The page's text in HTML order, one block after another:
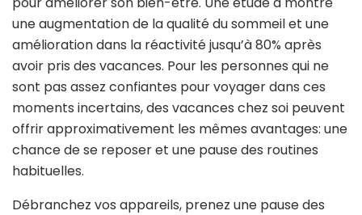
une augmentation de la qualité du sommeil et une
amélioration dans la réactivité jusqu’à 80% après
avoir pris des vacances. Pour les personnes qui ne
sont pas assez confiantes pour voyager dans ces
moments incertains, des vacances chez soi peuvent
offrir approximativement les mêmes avantages: une
chance de se reposer et une pause des routines
habituelles.
Débranchez vos appareils, prenez une pause des